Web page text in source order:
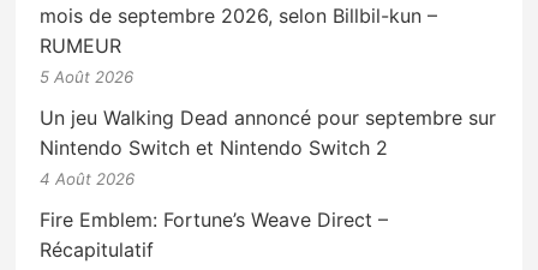
mois de septembre 2026, selon Billbil-kun –
RUMEUR
5 Août 2026
Un jeu Walking Dead annoncé pour septembre sur
Nintendo Switch et Nintendo Switch 2
4 Août 2026
Fire Emblem: Fortune’s Weave Direct –
Récapitulatif